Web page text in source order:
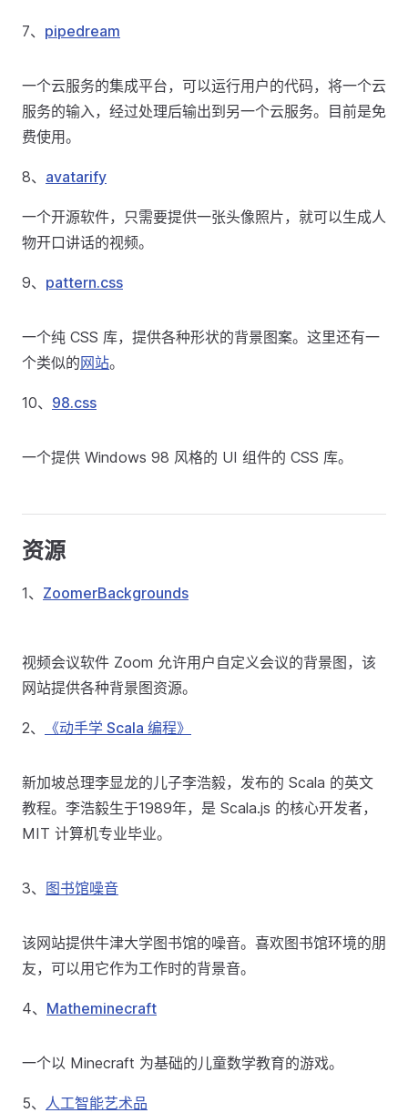
7、 pipedream
一个云服务的集成平台，可以运行用户的代码，将一个云
服务的输入，经过处理后输出到另一个云服务。目前是免
费使用。
8、 avatarify
一个开源软件，只需要提供一张头像照片，就可以生成人
物开口讲话的视频。
9、 pattern.css
一个纯 CSS 库，提供各种形状的背景图案。这里还有一
个类似的网站。
10、 98.css
一个提供 Windows 98 风格的 UI 组件的 CSS 库。
资源
1、 ZoomerBackgrounds
视频会议软件 Zoom 允许用户自定义会议的背景图，该
网站提供各种背景图资源。
2、 《动手学 Scala 编程》
新加坡总理李显龙的儿子李浩毅，发布的 Scala 的英文
教程。李浩毅生于1989年，是 Scala.js 的核心开发者，
MIT 计算机专业毕业。
3、 图书馆噪音
该网站提供牛津大学图书馆的噪音。喜欢图书馆环境的朋
友，可以用它作为工作时的背景音。
4、 Matheminecraft
一个以 Minecraft 为基础的儿童数学教育的游戏。
5、 人工智能艺术品